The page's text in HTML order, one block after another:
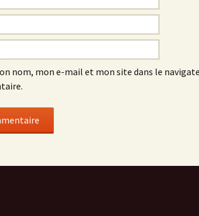
nom, mon e-mail et mon site dans le